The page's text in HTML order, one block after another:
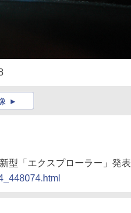
型「エクスプローラー」発表